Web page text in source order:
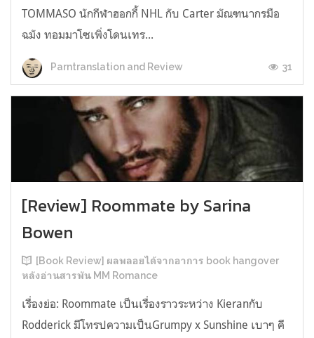
TOMMASO นักกีฬาฮอกกี้ NHL กับ Carter มัณฑนากรมือ
ฉมัง ทอมมาโซเพิ่งโดนเทร...
Parntranslation and Review 31
[Review] Roommate by Sarina
Bowen
[Book Review] ผลพลอยได้จากอาการ book hangover
หลังอ่านสารพัน MM Romance
เรื่องย่อ: Roommate เป็นเรื่องราวระหว่าง Kieranกับ
Rodderick มีโทรปความเป็นGrumpy x Sunshine เบาๆ คี